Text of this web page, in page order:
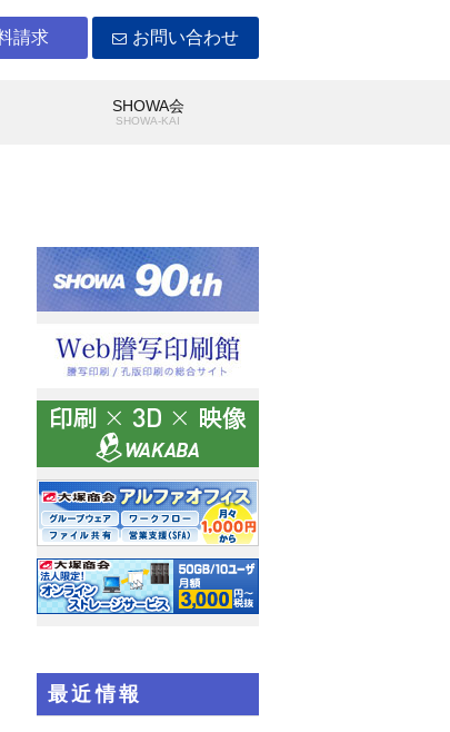
請求 お問い合わせ
沿革
SHOWA会
SHOWA-KAI
最近情報